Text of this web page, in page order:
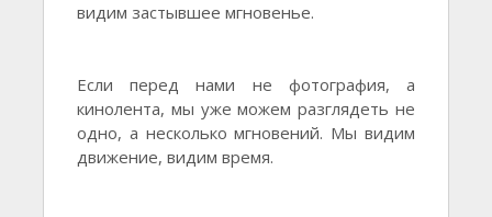
видим застывшее мгновенье.
Если перед нами не фотография, а
кинолента, мы уже можем разглядеть не
одно, а несколько мгновений. Мы видим
движение, видим время.